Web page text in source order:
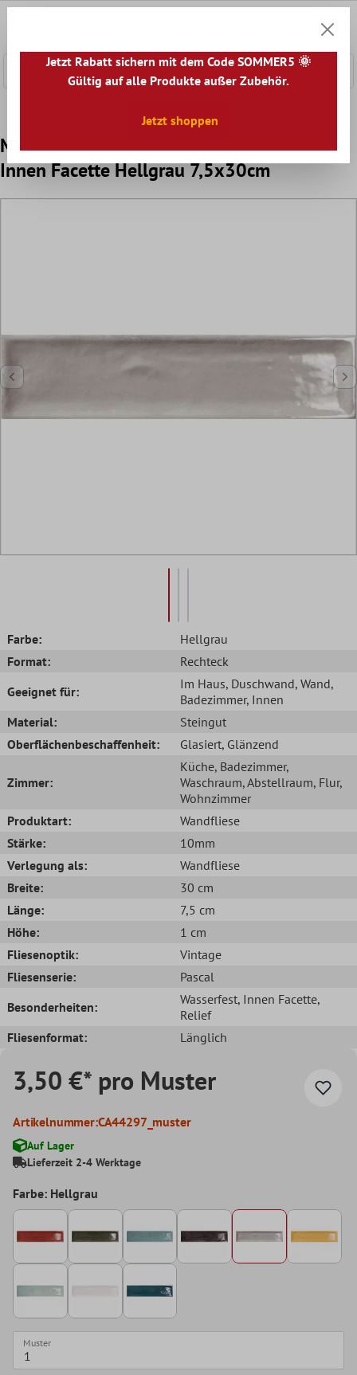
Muster von Wandfliesen Pascal Glänzend
Innen Facette Hellgrau 7,5x30cm
Farbe:
Hellgrau
Format:
Rechteck
Geeignet für:
Im Haus, Duschwand, Wand,
Badezimmer, Innen
Material:
Steingut
Oberflächenbeschaffenheit:
Glasiert, Glänzend
Zimmer:
Küche, Badezimmer,
Waschraum, Abstellraum, Flur,
Wohnzimmer
Produktart:
Wandfliese
Stärke:
10mm
Verlegung als:
Wandfliese
Breite:
30 cm
Länge:
7,5 cm
Höhe:
1 cm
Fliesenoptik:
Vintage
Fliesenserie:
Pascal
Besonderheiten:
Wasserfest, Innen Facette,
Relief
Fliesenformat:
Länglich
3,50 €* pro Muster
Artikelnummer:CA44297_muster
Auf Lager
Lieferzeit 2-4 Werktage
Farbe: Hellgrau
Muster
Jetzt Rabatt sichern mit dem Code SOMMER5 🌞
Gültig auf alle Produkte außer Zubehör.
Jetzt shoppen